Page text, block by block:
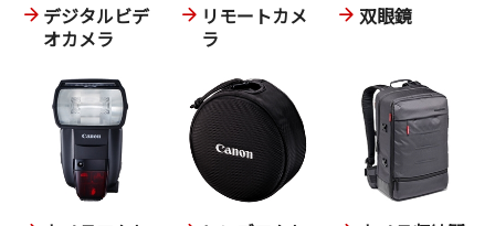
デジタルビデ
オカメラ
リモートカメ
ラ
双眼鏡